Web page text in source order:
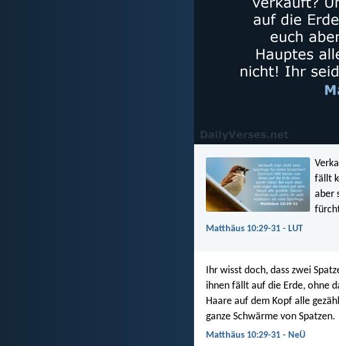
fällt
aber
Matthäus 10:29-31 - LUT
Ihr wisst doch, dass zwei
ihnen fällt auf die Erde, ohne
Haare auf dem Kopf alle
ganze Schwärme von Spatzen.
Matthäus 10:29-31 - NeÜ